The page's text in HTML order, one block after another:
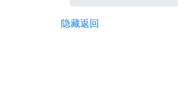
隐藏返回